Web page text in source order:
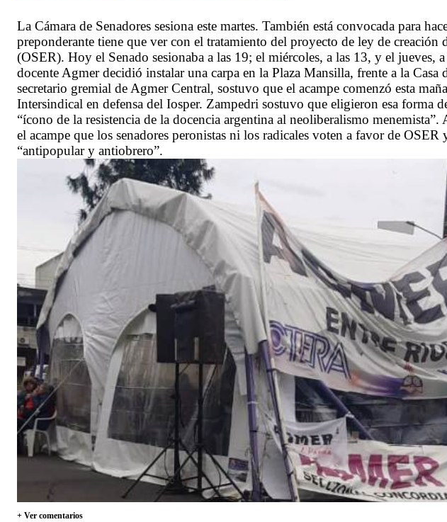
La Cámara de Senadores sesiona este martes. También está convocada para
preponderante tiene que ver con el tratamiento del proyecto de ley de creación
(OSER). Hoy el Senado sesionaba a las 19; el miércoles, a las 13, y el jueves,
docente Agmer decidió instalar una carpa en la Plaza Mansilla, frente a la
secretario gremial de Agmer Central, sostuvo que el acampe comenzó esta
Intersindical en defensa del Iosper. Zampedri sostuvo que eligieron esa forma
“ícono de la resistencia de la docencia argentina al neoliberalismo
el acampe que los senadores peronistas ni los radicales voten a favor de OSER
“antipopular y antiobrero”.
+ Ver comentarios